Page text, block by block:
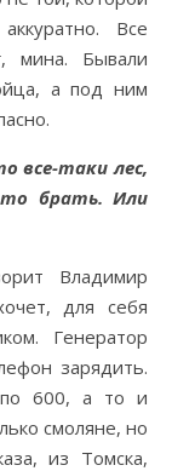
Все
мина. Бывали
а под ним
все-таки лес,
брать. Или
Владимир
для себя
Генератор
зарядить.
по 600, а то и
смоляне, но
из Томска,